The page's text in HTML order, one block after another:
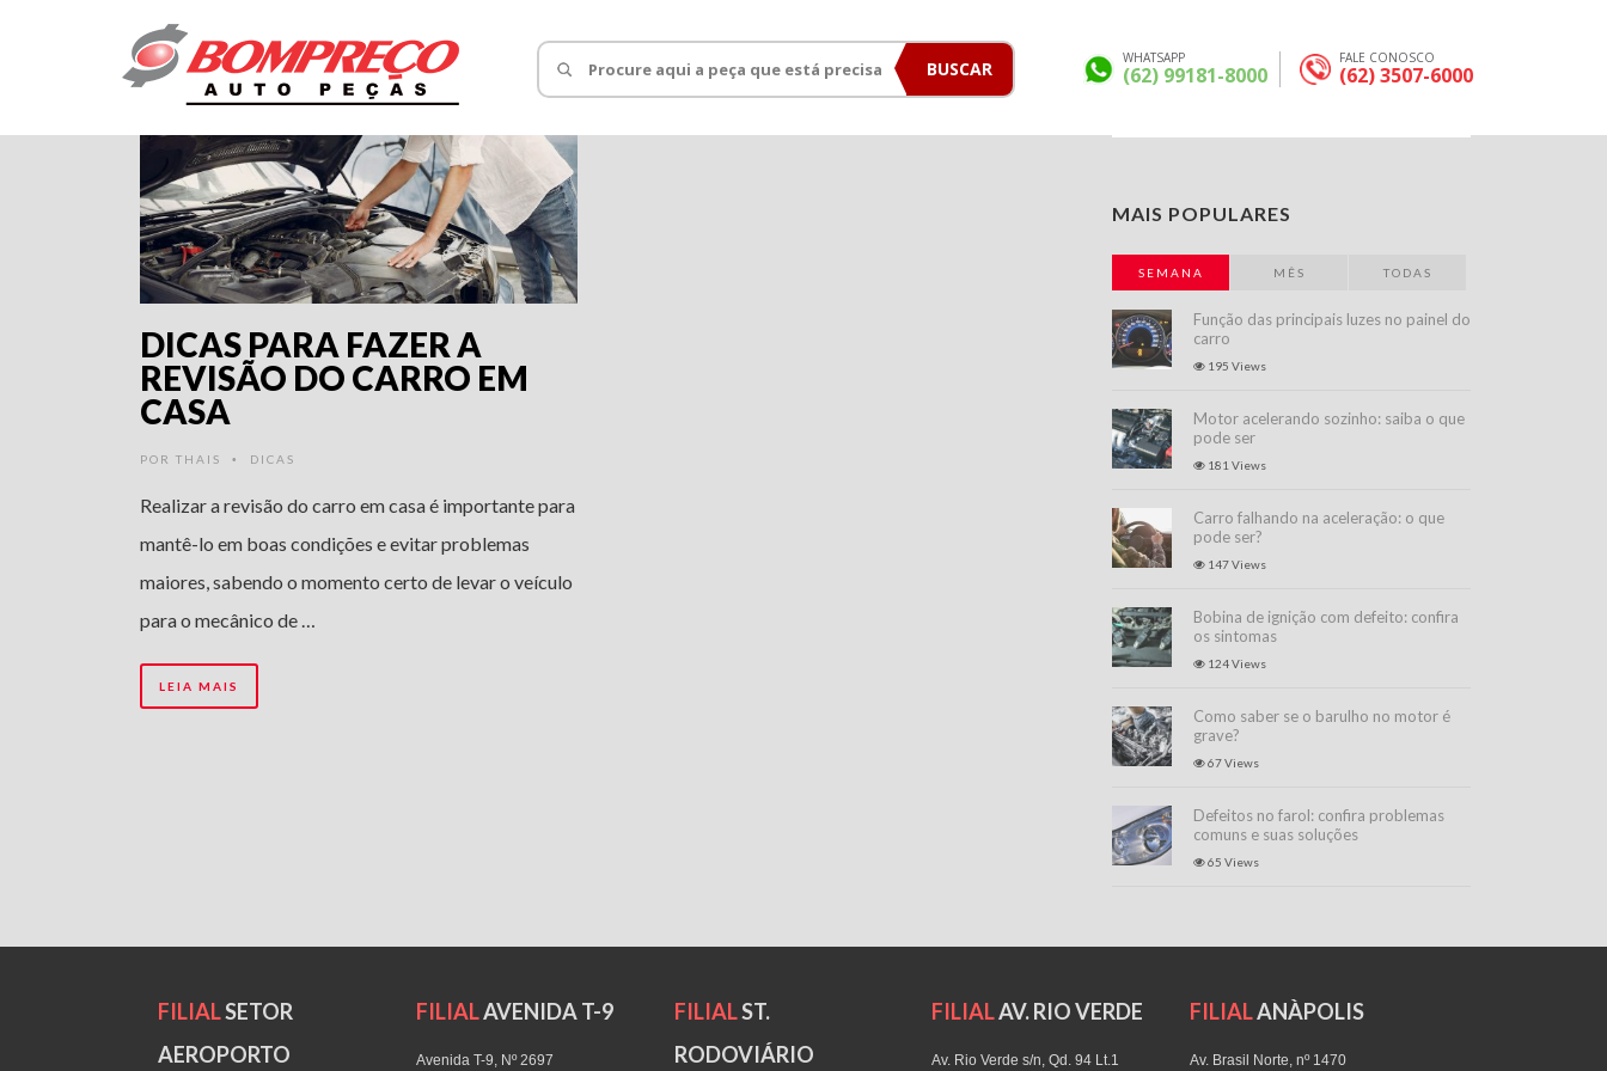
BUSCAR WHATSAPP
(62) 99181-8000
FALE CONOSCO
(62) 3507-6000
2 ANOS ATRÁS
DICAS PARA FAZER A
REVISÃO DO CARRO EM
CASA
POR THAIS • DICAS
Realizar a revisão do carro em casa é importante para
mantê-lo em boas condições e evitar problemas
maiores, sabendo o momento certo de levar o veículo
para o mecânico de …
LEIA MAIS
Nenhum campo encontrado.
MAIS POPULARES
SEMANA MÊS TODAS
Função das principais luzes no painel do
carro
195 Views
Motor acelerando sozinho: saiba o que
pode ser
181 Views
Carro falhando na aceleração: o que
pode ser?
147 Views
Bobina de ignição com defeito: confira
os sintomas
124 Views
Como saber se o barulho no motor é
grave?
67 Views
Defeitos no farol: confira problemas
comuns e suas soluções
65 Views
FILIALSETOR
AEROPORTO
FILIALAVENIDA T-9
Avenida T-9, Nº 2697
FILIALST.
RODOVIÁRIO
FILIALAV. RIO VERDE
Av. Rio Verde s/n, Qd. 94 Lt.1
FILIALANÀPOLIS
Av. Brasil Norte, nº 1470